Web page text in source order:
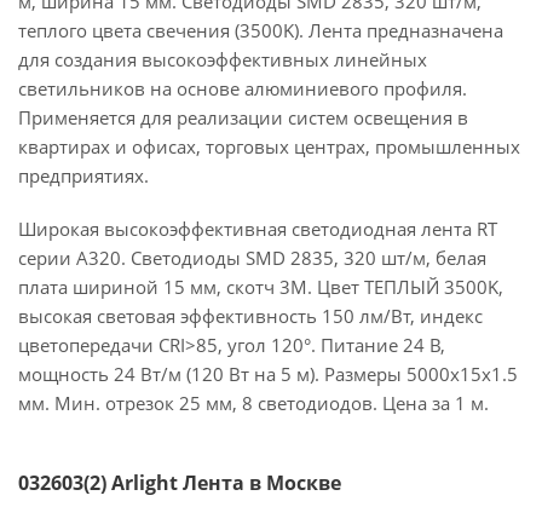
теплого цвета свечения (3500K). Лента предназначена
для создания высокоэффективных линейных
светильников на основе алюминиевого профиля.
Применяется для реализации систем освещения в
квартирах и офисах, торговых центрах, промышленных
предприятиях.
Широкая высокоэффективная светодиодная лента RT
серии A320. Светодиоды SMD 2835, 320 шт/м, белая
плата шириной 15 мм, скотч 3M. Цвет ТЕПЛЫЙ 3500K,
высокая световая эффективность 150 лм/Вт, индекс
цветопередачи CRI>85, угол 120°. Питание 24 В,
мощность 24 Вт/м (120 Вт на 5 м). Размеры 5000x15x1.5
мм. Мин. отрезок 25 мм, 8 светодиодов. Цена за 1 м.
032603(2) Arlight Лента в Москве